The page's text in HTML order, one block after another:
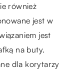
również
jest w
jest
na buty.
dla korytarzy